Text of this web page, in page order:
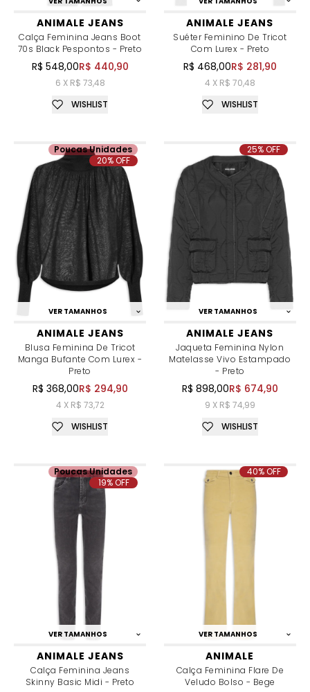
ANIMALE JEANS
Calça Feminina Jeans Boot
70s Black Pespontos - Preto
R$ 548,00R$ 440,90
6 X R$ 73,48
WISHLIST
ANIMALE JEANS
Suéter Feminino De Tricot
Com Lurex - Preto
R$ 468,00R$ 281,90
4 X R$ 70,48
WISHLIST
VER TAMANHOS
ANIMALE JEANS
Blusa Feminina De Tricot
Manga Bufante Com Lurex -
Preto
R$ 368,00R$ 294,90
4 X R$ 73,72
Poucas Unidades
20% OFF
WISHLIST
VER TAMANHOS
ANIMALE JEANS
Jaqueta Feminina Nylon
Matelasse Vivo Estampado
- Preto
R$ 898,00R$ 674,90
9 X R$ 74,99
25% OFF
WISHLIST
VER TAMANHOS
ANIMALE JEANS
Calça Feminina Jeans
Skinny Basic Midi - Preto
Poucas Unidades
19% OFF
VER TAMANHOS
ANIMALE
Calça Feminina Flare De
Veludo Bolso - Bege
40% OFF